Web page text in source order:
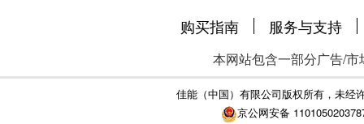
购买指南 服务与支持
本网站包含一部分广告/
佳能（中国）有限公司版权所有，未经
京公网安备